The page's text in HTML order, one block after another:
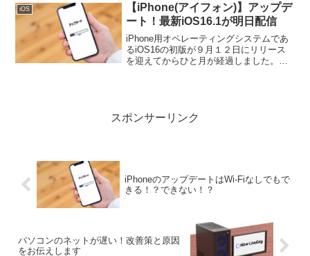
iOS
【iPhone(アイフォン)】アップデ
ート！最新iOS16.1が明日配信
iPhone用オペレーティングシステムであ
るiOS16の初版が９月１２日にリリース
を迎えてからひと月が経過しました。で
スポンサーリンク
iPhoneのアップデートはWi-Fiなしでもで
きる！？できない！？
パソコンのネットが遅い！改善策と原因
をお伝えします